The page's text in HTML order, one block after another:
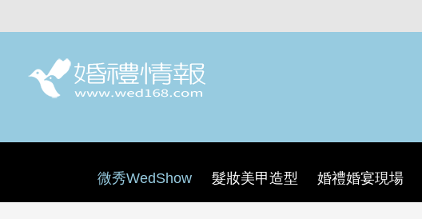
微秀WedShow 髮妝美甲造型 婚禮婚宴現場